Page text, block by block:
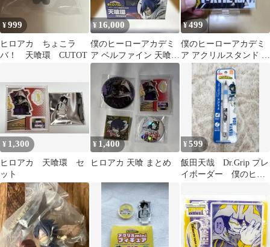
¥999
ヒロアカ ちょこラ
バ！ 天喰環 CUTOT
¥ 16,000
僕のヒーローアカデミ
ア ベルファイン 天喰環
1/8スケールフィギュア
¥499
僕のヒーローアカデミ
ア アクリルスタンド サ
ンイーター 天喰環
¥ 1,300
ヒロアカ 天喰環 セ
ット
¥ 1,400
ヒロアカ 天喰 まとめ
¥599
飯田天哉 Dr.Grip プレ
イボーダー 僕のヒー